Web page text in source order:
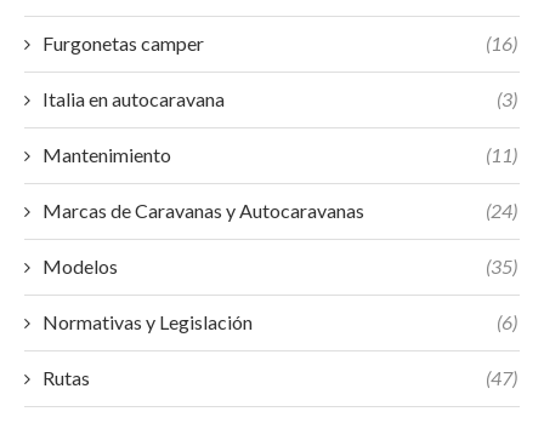
Furgonetas camper (16)
Italia en autocaravana (3)
Mantenimiento (11)
Marcas de Caravanas y Autocaravanas (24)
Modelos (35)
Normativas y Legislación (6)
Rutas (47)